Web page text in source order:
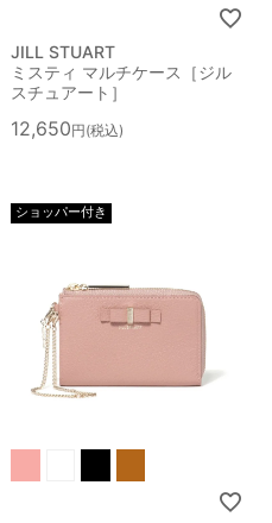
JILL STUART
ミスティ マルチケース［ジル
スチュアート］
12,650 税込
ショッパー付き